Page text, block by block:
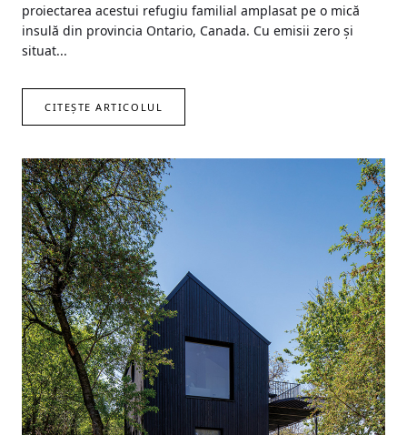
proiectarea acestui refugiu familial amplasat pe o mică
insulă din provincia Ontario, Canada. Cu emisii zero și
situat...
CITEȘTE ARTICOLUL